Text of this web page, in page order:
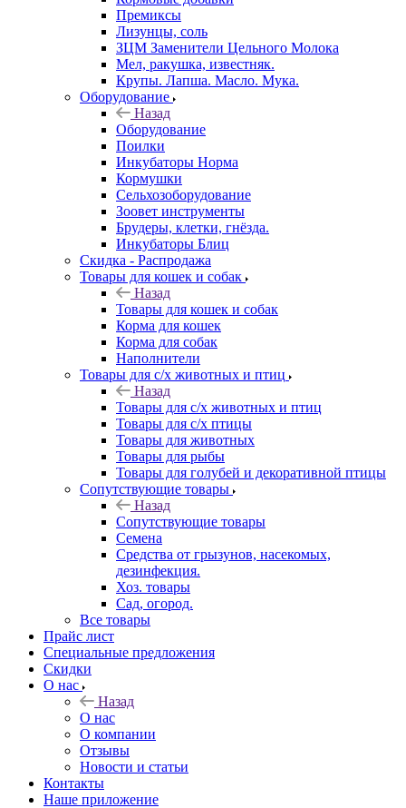
Премиксы
Лизунцы, соль
ЗЦМ Заменители Цельного Молока
Мел, ракушка, известняк.
Крупы. Лапша. Масло. Мука.
Оборудование
Назад
Оборудование
Поилки
Инкубаторы Норма
Кормушки
Сельхозоборудование
Зоовет инструменты
Брудеры, клетки, гнёзда.
Инкубаторы Блиц
Скидка - Распродажа
Товары для кошек и собак
Назад
Товары для кошек и собак
Корма для кошек
Корма для собак
Наполнители
Товары для с/х животных и птиц
Назад
Товары для с/х животных и птиц
Товары для с/х птицы
Товары для животных
Товары для рыбы
Товары для голубей и декоративной птицы
Сопутствующие товары
Назад
Сопутствующие товары
Семена
Средства от грызунов, насекомых,
дезинфекция.
Хоз. товары
Сад, огород.
Все товары
Прайс лист
Специальные предложения
Скидки
О нас
Назад
О нас
О компании
Отзывы
Новости и статьи
Контакты
Наше приложение